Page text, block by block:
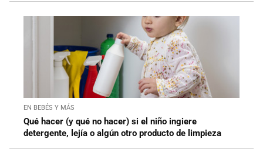
EN BEBÉS Y MÁS
Qué hacer (y qué no hacer) si el niño ingiere
detergente, lejía o algún otro producto de limpieza